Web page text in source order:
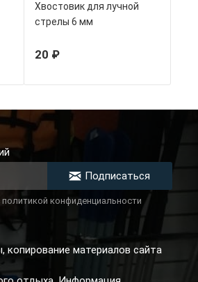
Хвостовик для лучной
стрелы 6 мм
20 ₽
Подписаться
конфиденциальности
материалов сайта